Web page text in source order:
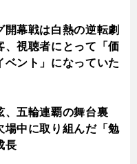
開幕戦は白熱の逆転劇
、視聴者にとって「価
ベント」になっていた
、五輪連覇の舞台裏
場中に取り組んだ「勉
長